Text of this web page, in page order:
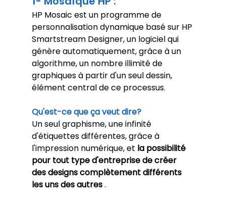
HP Mosaic est un programme de
personnalisation dynamique basé sur HP
Smartstream Designer, un logiciel qui
génère automatiquement, grâce à un
algorithme, un nombre illimité de
graphiques à partir d'un seul dessin,
élément central de ce processus.
Qu'est-ce que ça veut dire?
Un seul graphisme, une infinité
d'étiquettes différentes, grâce à
l'impression numérique, et la possibilité
pour tout type d'entreprise de créer
des designs complètement différents
les uns des autres .